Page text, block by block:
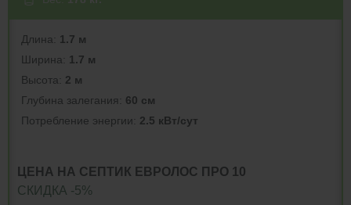
Длина: 1.7 м
Ширина: 1.7 м
Высота: 2 м
Глубина залегания: 60 см
Потреблeние энергии: 2.5 кВт/сут
ЦЕНА НА СЕПТИК ЕВРОЛОС ПРО 10
СКИДКА -5%